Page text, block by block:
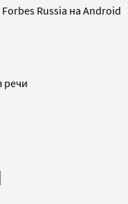
Russia на Android
речи